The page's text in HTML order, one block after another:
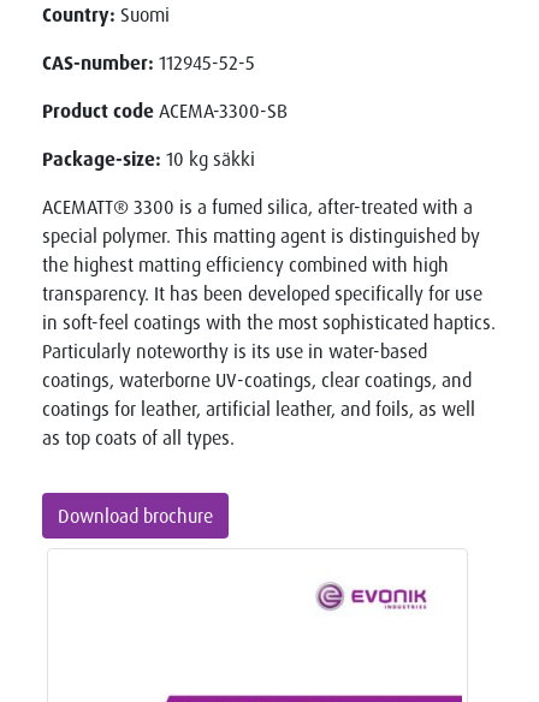
Country: Suomi
CAS-number: 112945-52-5
Product code ACEMA-3300-SB
Package-size: 10 kg säkki
ACEMATT® 3300 is a fumed silica, after-treated with a
special polymer. This matting agent is distinguished by
the highest matting efficiency combined with high
transparency. It has been developed specifically for use
in soft-feel coatings with the most sophisticated haptics.
Particularly noteworthy is its use in water-based
coatings, waterborne UV-coatings, clear coatings, and
coatings for leather, artificial leather, and foils, as well
as top coats of all types.
Download brochure